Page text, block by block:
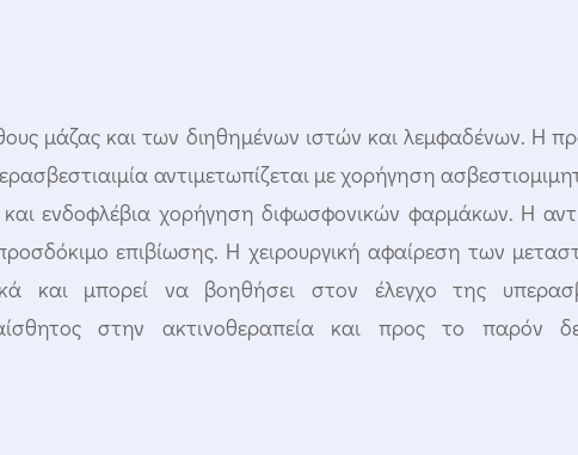
μάζας και των διηθημένων ιστών και λεμφαδένων. Η
αντιμετωπίζεται με χορήγηση
ενδοφλέβια χορήγηση διφωσφονικών φαρμάκων. Η
επιβίωσης. Η χειρουργική αφαίρεση των
και μπορεί να βοηθήσει στον έλεγχο της
στην ακτινοθεραπεία και προς το παρόν